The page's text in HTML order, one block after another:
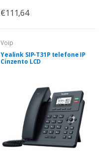
€111,64
Voip
Yealink SIP-T31P telefone IP
Cinzento LCD